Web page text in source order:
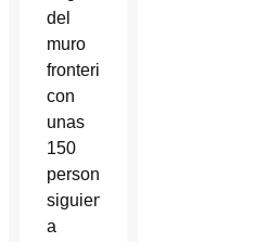
del
muro
fronterizo
con
unas
150
personas
siguiendo
a